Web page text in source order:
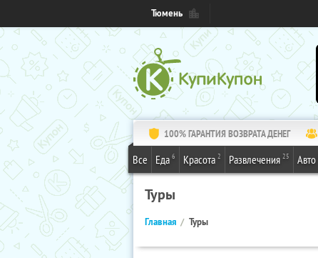
Тюмень
100% ГАРАНТИЯ ВОЗВРАТА ДЕНЕГ
Все Еда 6 Красота 2 Развлечения 25 Авто
Туры
Главная Туры